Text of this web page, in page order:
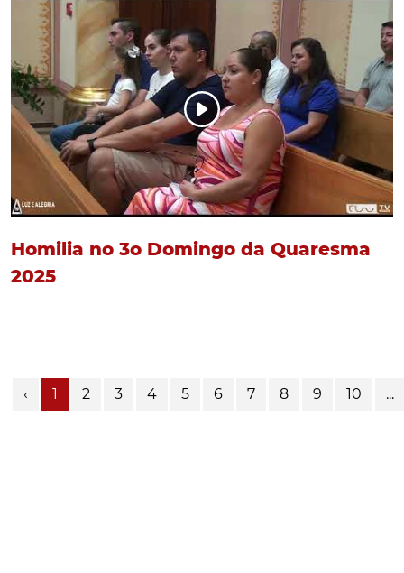
Homilia no 3o Domingo da Quaresma
2025
‹ 1 2 3 4 5 6 7 8 9 10 ...